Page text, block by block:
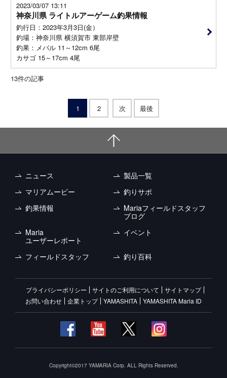
2023/03/07 13:11
神奈川県 ライトルアーゲーム釣果情報
釣行日：2023年3月3日(金）
釣場：神奈川県 横須賀市 東部岸壁
釣果：メバル 11～12cm 6尾
カサゴ 15～17cm 4尾
13件の記事
1 2 次 最後
ニュース
製品一覧
マリアムービー
釣りサポ
釣果情報
Mariaフィールドスタッフ
ブログ
Maria
ユーザーレポート
イベント
フィールドスタッフ 釣り百科
プライバシーポリシー サイトのご利用について
サイトマップ
お問い合わせ
企業トップ YAMASHITA YAMASHITA Maria ID
Copyright©2017 YAMARIA Corp. ALL Rights Reserved.